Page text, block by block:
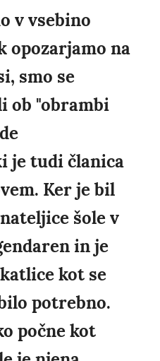
v vsebino
opozarjamo na
smo se
ob "obrambi
je tudi članica
Ker je bil
šole v
in je
kot se
potrebno.
počne kot